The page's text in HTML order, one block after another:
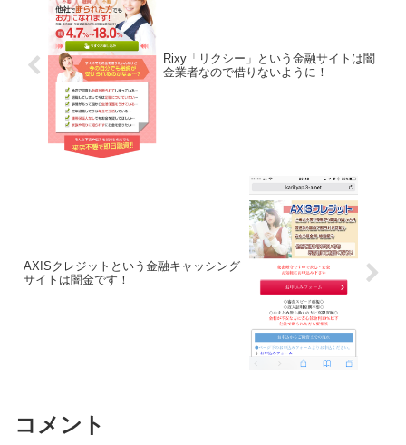
Rixy「リクシー」という金融サイトは闇
金業者なので借りないように！
AXISクレジットという金融キャッシング
サイトは闇金です！
コメント